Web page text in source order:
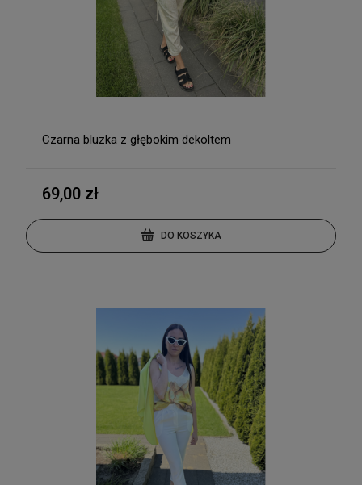
Czarna bluzka z głębokim dekoltem
69,00 zł
DO KOSZYKA